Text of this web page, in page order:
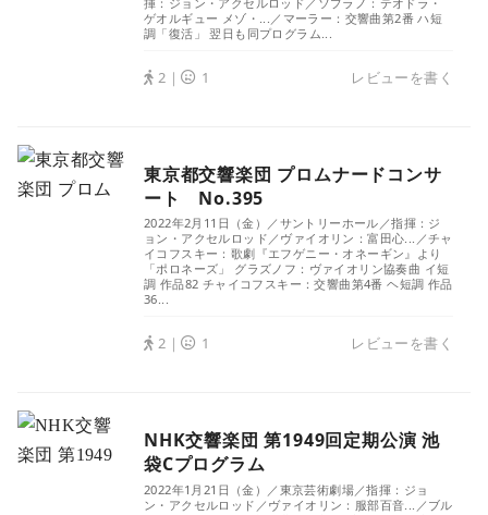
ゲオルギュー メゾ・...／マーラー：交響曲第2番 ハ短
調「復活」 翌日も同プログラム...
2｜ 1 レビューを書く
東京都交響楽団 プロムナードコンサ
ート No.395
2022年2月11日（金）／サントリーホール／指揮：ジ
ョン・アクセルロッド／ヴァイオリン：富田心...／チャ
イコフスキー：歌劇『エフゲニー・オネーギン』より
「ポロネーズ」 グラズノフ：ヴァイオリン協奏曲 イ短
調 作品82 チャイコフスキー：交響曲第4番 ヘ短調 作品
36...
2｜ 1 レビューを書く
NHK交響楽団 第1949回定期公演 池
袋Cプログラム
2022年1月21日（金）／東京芸術劇場／指揮：ジョ
ン・アクセルロッド／ヴァイオリン：服部百音...／ブル